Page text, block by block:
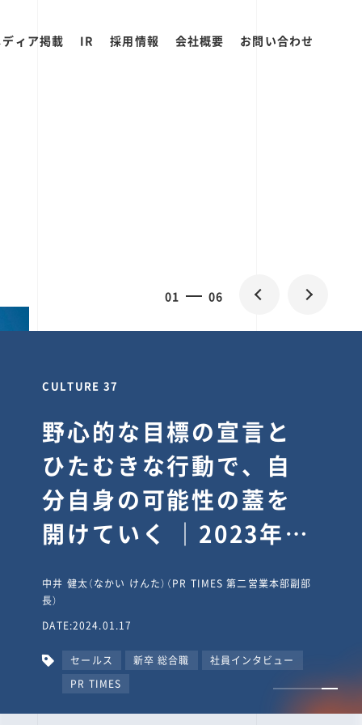
ィア掲載 IR 採用情報 会社概要 お問い合わせ
0 06
CULTURE 30
逆境では自分のスタン
スを変え“予想を裏切
り、期待を超える”【真
輔塾・前編】
山田真輔（やまだ しんすけ）（執行役員 兼 Jooto事業部
長）
DATE:2023.09.08
カルチャー CxO キャリア入社 Jooto